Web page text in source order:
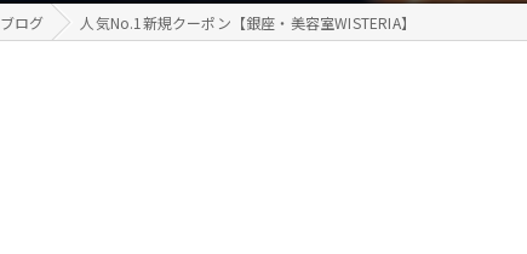
メンズ
ブログ 人気No.1新規クーポン【銀座・美容室WISTERIA】